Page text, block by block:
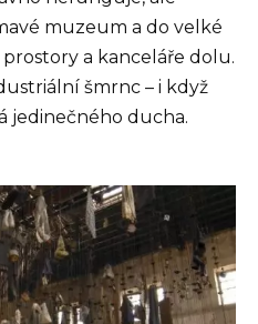
muzeum a do velké
a kanceláře dolu.
šmrnc – i když
jedinečného ducha.